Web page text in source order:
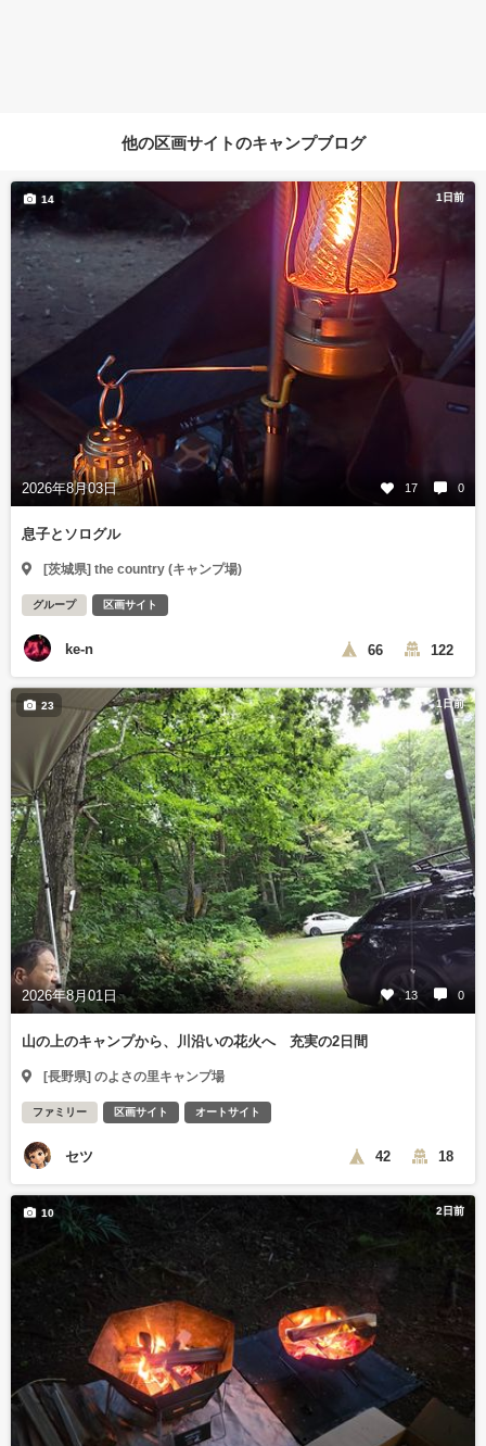
他の区画サイトのキャンプブログ
1日前
2026年8月03日 17 0
14
息子とソログル
[茨城県] the country (キャンプ場)
グループ 区画サイト
ke-n 66 122
1日前
2026年8月01日 13 0
23
山の上のキャンプから、川沿いの花火へ 充実の2日間
[長野県] のよさの里キャンプ場
ファミリー 区画サイト オートサイト
セツ 42 18
2日前
10